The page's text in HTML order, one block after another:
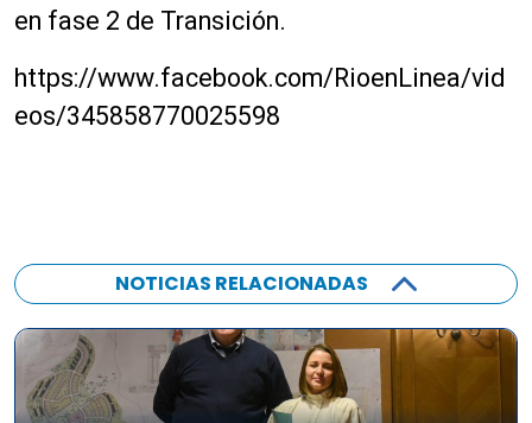
en fase 2 de Transición.
https://www.facebook.com/RioenLinea/vid
eos/345858770025598
NOTICIAS RELACIONADAS